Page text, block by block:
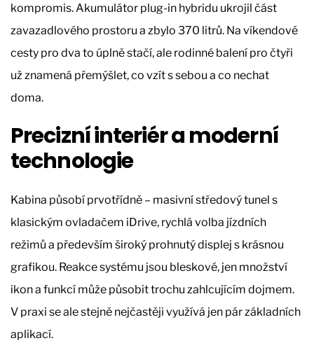
kompromis. Akumulátor plug-in hybridu ukrojil část
zavazadlového prostoru a zbylo 370 litrů. Na víkendové
cesty pro dva to úplně stačí, ale rodinné balení pro čtyři
už znamená přemýšlet, co vzít s sebou a co nechat
doma.
Precizní interiér a moderní
technologie
Kabina působí prvotřídně – masivní středový tunel s
klasickým ovladačem iDrive, rychlá volba jízdních
režimů a především široký prohnutý displej s krásnou
grafikou. Reakce systému jsou bleskové, jen množství
ikon a funkcí může působit trochu zahlcujícím dojmem.
V praxi se ale stejně nejčastěji využívá jen pár základních
aplikací.